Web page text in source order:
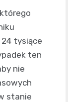
tysiące
ten
nie
stanie